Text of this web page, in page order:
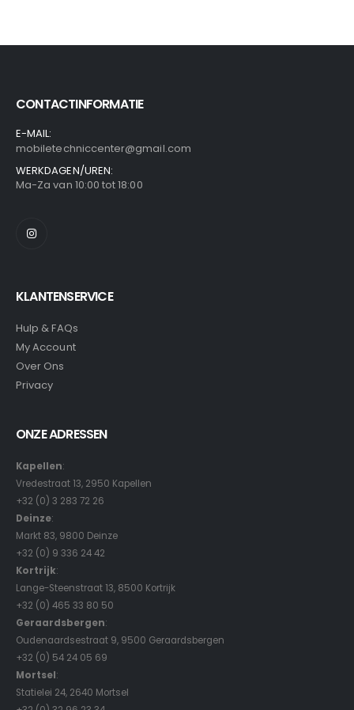
CONTACTINFORMATIE
E-MAIL:
mobiletechniccenter@gmail.com
WERKDAGEN/UREN:
Ma-Za van 10:00 tot 18:00
KLANTENSERVICE
Hulp & FAQs
My Account
Over Ons
Privacy
ONZE ADRESSEN
Kapellen:
Vredestraat 13, 2950 Kapellen
+32 (0) 3 283 72 26
Deinze:
Markt 83, 9800 Deinze
+32 (0) 9 336 24 42
Kortrijk:
Lange-Steenstraat 13, 8500 Kortrijk
+32 (0) 465 33 80 50
Geraardsbergen:
Oudenaardsestraat 9, 9500 Geraardsbergen
+32 (0) 54 24 05 69
Mortsel:
Statielei 24, 2640 Mortsel